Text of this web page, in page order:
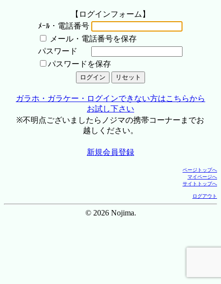
【ログインフォーム】
ﾒｰﾙ・電話番号
メール・電話番号を保存
パスワード
パスワードを保存
ガラホ・ガラケー・ログインできない方はこちらから
お試し下さい
※不明点ございましたらノジマの携帯コーナーまでお
越しください。
新規会員登録
ページトップへ
マイページへ
サイトトップへ
ログアウト
© 2026 Nojima.